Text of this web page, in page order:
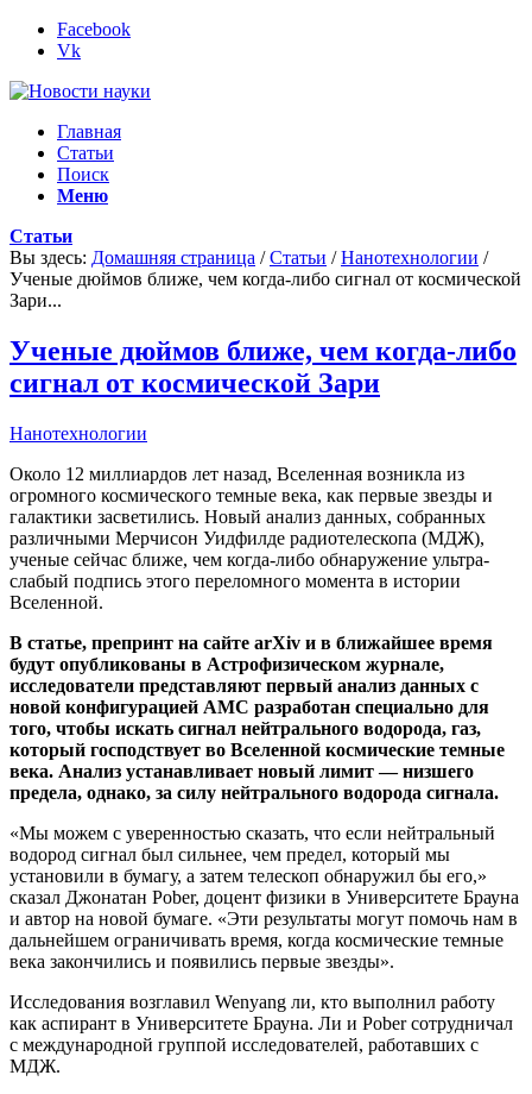
Facebook
Vk
Главная
Статьи
Поиск
Меню
Статьи
Вы здесь: Домашняя страница / Статьи / Нанотехнологии /
Ученые дюймов ближе, чем когда-либо сигнал от космической
Зари...
Ученые дюймов ближе, чем когда-либо
сигнал от космической Зари
Нанотехнологии
Около 12 миллиардов лет назад, Вселенная возникла из
огромного космического темные века, как первые звезды и
галактики засветились. Новый анализ данных, собранных
различными Мерчисон Уидфилде радиотелескопа (МДЖ),
ученые сейчас ближе, чем когда-либо обнаружение ультра-
слабый подпись этого переломного момента в истории
Вселенной.
В статье, препринт на сайте arXiv и в ближайшее время
будут опубликованы в Астрофизическом журнале,
исследователи представляют первый анализ данных с
новой конфигурацией АМС разработан специально для
того, чтобы искать сигнал нейтрального водорода, газ,
который господствует во Вселенной космические темные
века. Анализ устанавливает новый лимит — низшего
предела, однако, за силу нейтрального водорода сигнала.
«Мы можем с уверенностью сказать, что если нейтральный
водород сигнал был сильнее, чем предел, который мы
установили в бумагу, а затем телескоп обнаружил бы его,»
сказал Джонатан Pober, доцент физики в Университете Брауна
и автор на новой бумаге. «Эти результаты могут помочь нам в
дальнейшем ограничивать время, когда космические темные
века закончились и появились первые звезды».
Исследования возглавил Wenyang ли, кто выполнил работу
как аспирант в Университете Брауна. Ли и Pober сотрудничал
с международной группой исследователей, работавших с
МДЖ.